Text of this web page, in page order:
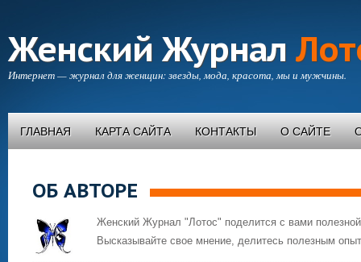
Женский Журнал
Интернет — журнал для женщин: звезды, мода, красота, мы и мужчины.
ГЛАВНАЯ КАРТА САЙТА КОНТАКТЫ О САЙТЕ
ОБ АВТОРЕ
Женский Журнал "Лотос" поделится с вами
Высказывайте свое мнение, делитесь полезным